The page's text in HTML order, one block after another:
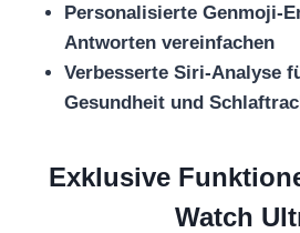
Personalisierte Genmoji-
Antworten vereinfachen
Verbesserte Siri-Analyse
Gesundheit und
Exklusive
Watch